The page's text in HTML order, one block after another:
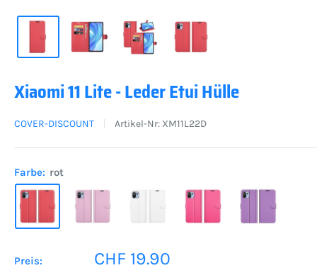
Xiaomi 11 Lite - Leder Etui Hülle
COVER-DISCOUNT Artikel-Nr: XM11L22D
Farbe: rot
Preis: Sonderpreis
CHF 19.90